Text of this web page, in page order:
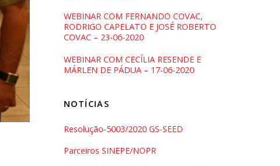
WEBINAR COM FERNANDO COVAC,
RODRIGO CAPELATO E JOSÉ ROBERTO
COVAC – 23-06-2020
WEBINAR COM CECÍLIA RESENDE E
MÁRLEN DE PÁDUA – 17-06-2020
NOTÍCIAS
Resolução-5003/2020 GS-SEED
Parceiros SINEPE/NOPR